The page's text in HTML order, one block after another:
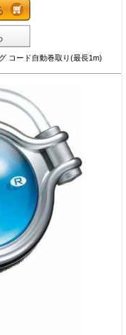
コード自動巻取り(最長1m)